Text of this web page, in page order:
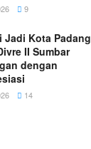
9
Jadi Kota Padang
II Sumbar
dengan
14